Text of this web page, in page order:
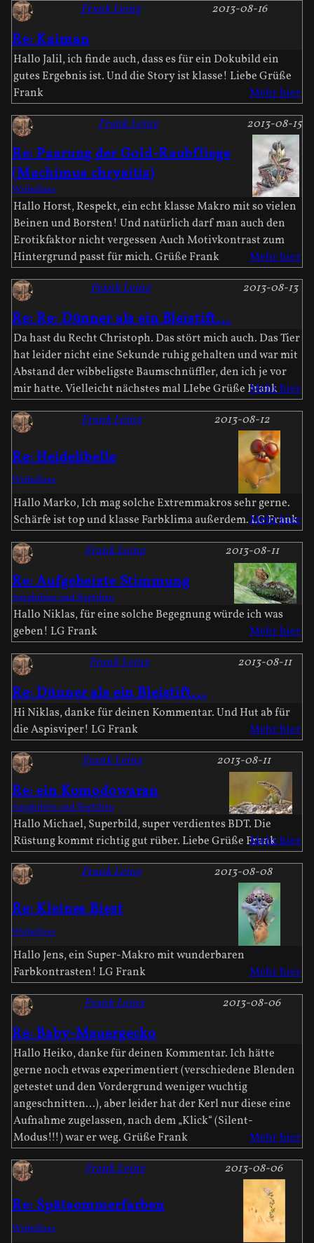
Re: Kaiman
2013-08-16
Frank Leinz
Hallo Jalil, ich finde auch, dass es für ein Dokubild ein
gutes Ergebnis ist. Und die Story ist klasse! Liebe Grüße
Frank
Mehr hier
Re: Paarung der Gold-Raubfliege
(Machimus chrysitis)
2013-08-15
Frank Leinz
Wirbellose
Hallo Horst, Respekt, ein echt klasse Makro mit so vielen
Beinen und Borsten! Und natürlich darf man auch den
Erotikfaktor nicht vergessen Auch Motivkontrast zum
Hintergrund passt für mich. Grüße Frank
Mehr hier
Re: Re: Dünner als ein Bleistift...
2013-08-13
Frank Leinz
Da hast du Recht Christoph. Das stört mich auch. Das Tier
hat leider nicht eine Sekunde ruhig gehalten und war mit
Abstand der wibbeligste Baumschnüffler, den ich je vor
mir hatte. Vielleicht nächstes mal LIebe Grüße Frank
Mehr hier
Re: Heidelibelle
2013-08-12
Frank Leinz
Wirbellose
Hallo Marko, Ich mag solche Extremmakros sehr gerne.
Schärfe ist top und klasse Farbklima außerdem. LG Frank
Mehr hier
Re: Aufgeheizte Stimmung
2013-08-11
Frank Leinz
Amphibien und Reptilien
Hallo Niklas, für eine solche Begegnung würde ich was
geben! LG Frank
Mehr hier
Re: Dünner als ein Bleistift...
2013-08-11
Frank Leinz
Hi Niklas, danke für deinen Kommentar. Und Hut ab für
die Aspisviper! LG Frank
Mehr hier
Re: ein Komodowaran
2013-08-11
Frank Leinz
Amphibien und Reptilien
Hallo Michael, Superbild, super verdientes BDT. Die
Rüstung kommt richtig gut rüber. Liebe Grüße FrankMehr hier
Re: Kleines Biest
2013-08-08
Frank Leinz
Wirbellose
Hallo Jens, ein Super-Makro mit wunderbaren
Farbkontrasten! LG Frank
Mehr hier
Re: Baby-Mauergecko
2013-08-06
Frank Leinz
Hallo Heiko, danke für deinen Kommentar. Ich hätte
gerne noch etwas experimentiert (verschiedene Blenden
getestet und den Vordergrund weniger wuchtig
angeschnitten...), aber leider hat der Kerl nur diese eine
Aufnahme zugelassen, nach dem „Klick“ (Silent-
Modus!!!) war er weg. Grüße Frank
Mehr hier
Re: Spätsommerfarben
2013-08-06
Frank Leinz
Wirbellose